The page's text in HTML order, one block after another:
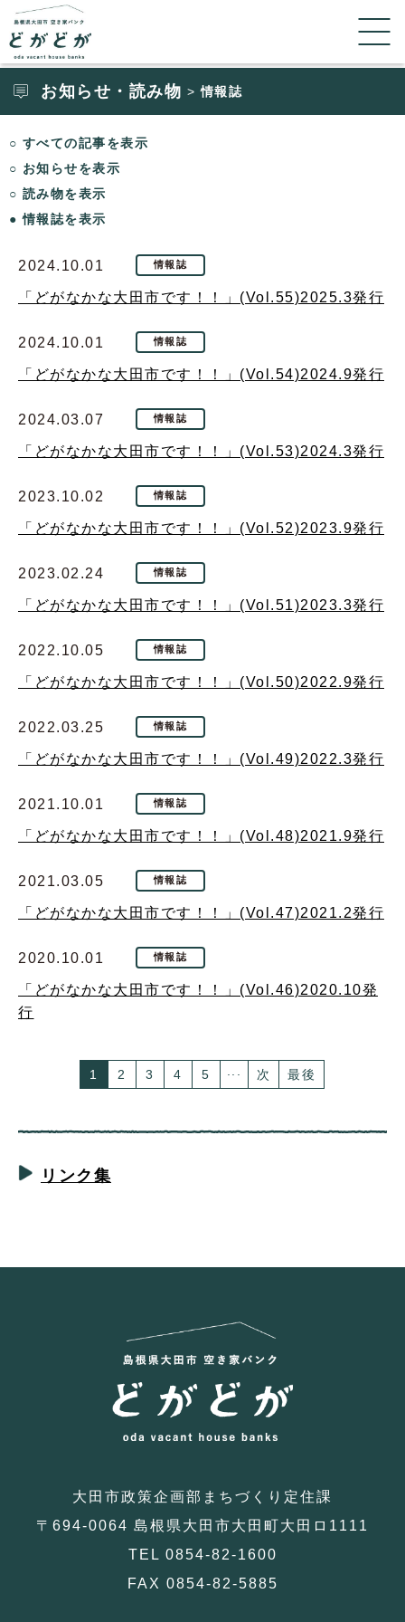
お知らせ・読み物 >情報誌
すべての記事を表示
お知らせを表示
読み物を表示
情報誌を表示
2024.10.01 情報誌
「どがなかな大田市です！！」(Vol.55)2025.3発行
2024.10.01 情報誌
「どがなかな大田市です！！」(Vol.54)2024.9発行
2024.03.07 情報誌
「どがなかな大田市です！！」(Vol.53)2024.3発行
2023.10.02 情報誌
「どがなかな大田市です！！」(Vol.52)2023.9発行
2023.02.24 情報誌
「どがなかな大田市です！！」(Vol.51)2023.3発行
2022.10.05 情報誌
「どがなかな大田市です！！」(Vol.50)2022.9発行
2022.03.25 情報誌
「どがなかな大田市です！！」(Vol.49)2022.3発行
2021.10.01 情報誌
「どがなかな大田市です！！」(Vol.48)2021.9発行
2021.03.05 情報誌
「どがなかな大田市です！！」(Vol.47)2021.2発行
2020.10.01 情報誌
「どがなかな大田市です！！」(Vol.46)2020.10発
行
1 2 3 4 5 次 最後
リンク集
大田市政策企画部まちづくり定住課
〒694-0064 島根県大田市大田町大田ロ1111
TEL 0854-82-1600
FAX 0854-82-5885